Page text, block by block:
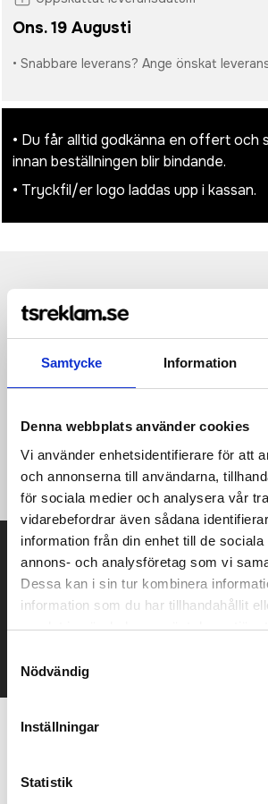
Samtycke Information
Denna webbplats använder cookies
Vi använder enhetsidentifierare för att
och annonserna till användarna,
för sociala medier och analysera vår
vidarebefordrar även sådana
information från din enhet till de sociala
annons- och analysföretag som vi
Dessa kan i sin tur kombinera
information som du har tillhandahållit
samlat in när du har använt deras
Nödvändig
Inställningar
Statistik
Ons. 19 Augusti
• Snabbare leverans? Ange önskat
• Du får alltid godkänna en offert och
innan beställningen blir bindande.
• Tryckfil/er logo laddas upp i kassan.
detta pickleball set. Setet innehåller två
helvit yta på den andra. Handtaget är
bekvämt och stadigt grepp samt en stilfull
ingår. Spelet är enkelt att lära och passar
åldrar.
Prisuppgift på
Kontakta oss här för att få förslag på
mailen.